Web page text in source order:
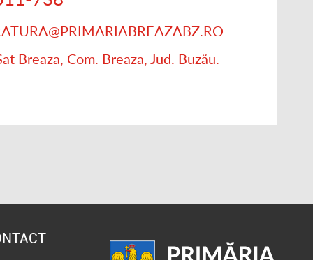
Breaza, Com. Breaza, Jud. Buzău.